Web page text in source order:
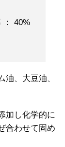
： 40%
油、大豆油、
加し化学的に
合わせて固め